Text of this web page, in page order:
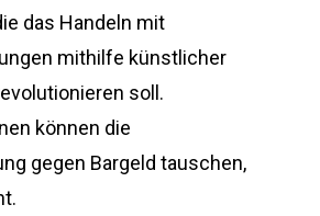
das Handeln mit
mithilfe künstlicher
soll.
können die
gegen Bargeld tauschen,